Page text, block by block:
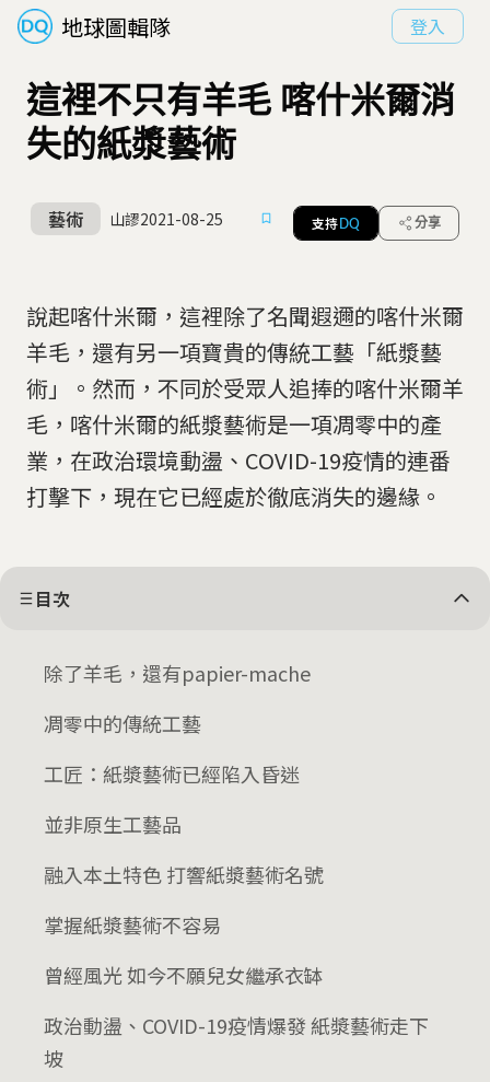
地球圖輯隊 登入
這裡不只有羊毛 喀什米爾消
失的紙漿藝術
藝術 山謬2021-08-25 支持 DQ 分享
說起喀什米爾，這裡除了名聞遐邇的喀什米爾
羊毛，還有另一項寶貴的傳統工藝「紙漿藝
術」。然而，不同於受眾人追捧的喀什米爾羊
毛，喀什米爾的紙漿藝術是一項凋零中的產
業，在政治環境動盪、COVID-19疫情的連番
打擊下，現在它已經處於徹底消失的邊緣。
目次
除了羊毛，還有papier-mache
凋零中的傳統工藝
工匠：紙漿藝術已經陷入昏迷
並非原生工藝品
融入本土特色 打響紙漿藝術名號
掌握紙漿藝術不容易
曾經風光 如今不願兒女繼承衣缽
政治動盪、COVID-19疫情爆發 紙漿藝術走下
坡